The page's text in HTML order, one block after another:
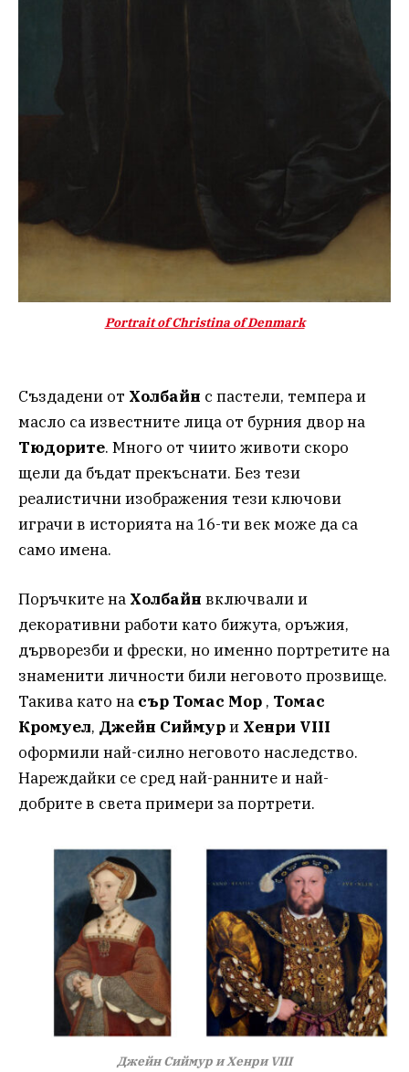
Portrait of Christina of Denmark
Създадени от Холбайн с пастели, темпера и
масло са известните лица от бурния двор на
Тюдорите. Много от чиито животи скоро
щели да бъдат прекъснати. Без тези
реалистични изображения тези ключови
играчи в историята на 16-ти век може да са
само имена.
Поръчките на Холбайн включвали и
декоративни работи като бижута, оръжия,
дърворезби и фрески, но именно портретите на
знаменити личности били неговото прозвище.
Такива като на сър Томас Мор , Томас
Кромуел, Джейн Сиймури Хенри VIII
оформили най-силно неговото наследство.
Нареждайки се сред най-ранните и най-
добрите в света примери за портрети.
Джейн Сиймур и Хенри VIII